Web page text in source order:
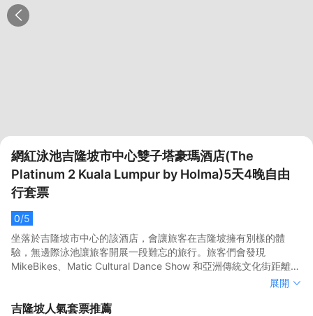
網紅泳池吉隆坡市中心雙子塔豪瑪酒店(The
Platinum 2 Kuala Lumpur by Holma)5天4晚自由
行套票
0/5
坐落於吉隆坡市中心的該酒店，會讓旅客在吉隆坡擁有別樣的體
驗，無邊際泳池讓旅客開展一段難忘的旅行。旅客們會發現
MikeBikes、Matic Cultural Dance Show 和亞洲傳統文化街距離酒
店都不遠。客房內的所有設施都是經過精心的考慮和安排，包括空
人員會提前為您準備好電熱水壺和瓶裝水，以滿足旅客的飲水需
坐落於吉隆坡市中心的該酒店，會讓旅客在吉隆坡擁有別樣的體
MikeBikes、Matic Cultural Dance Show 和亞洲傳統文化街距離酒
展開
吉隆坡人氣套票推薦